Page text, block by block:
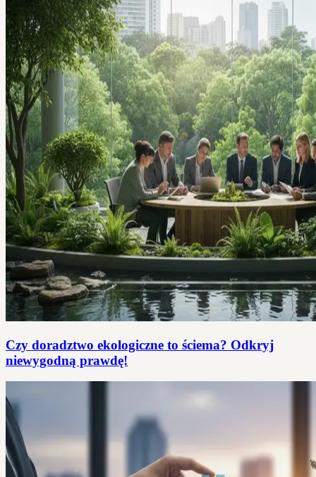
Czy doradztwo ekologiczne to ściema? Odkryj
niewygodną prawdę!